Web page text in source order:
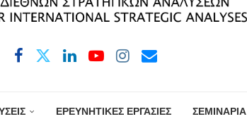
ΕΡΕΥΝΗΤΙΚΕΣ ΕΡΓΑΣΙΕΣ ΣΕΜΙΝΑΡΙΑ